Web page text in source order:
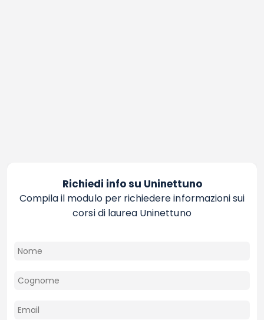
Richiedi info su Uninettuno
Compila il modulo per richiedere informazioni sui
corsi di laurea Uninettuno